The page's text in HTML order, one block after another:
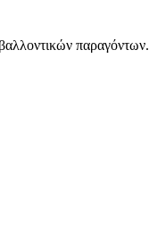
παραγόντων.